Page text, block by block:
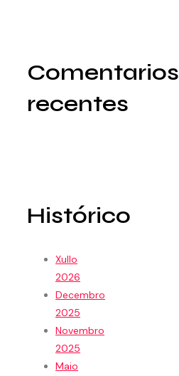
Comentarios
recentes
Histórico
Xullo
2026
Decembro
2025
Novembro
2025
Maio